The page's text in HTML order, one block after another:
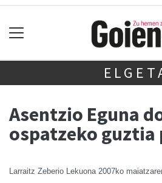
Asentzio Eguna
ospatzeko guztia
Larraitz Zeberio Lekuona 2007ko